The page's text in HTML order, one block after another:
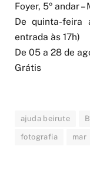
Foyer, 5º andar
De quinta-feira
entrada às 17h)
De 05 a 28 de
Grátis
ajuda beirute
fotografia mar